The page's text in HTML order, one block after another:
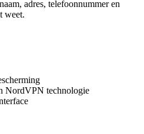
adres, telefoonnummer en
weet.
NordVPN technologie